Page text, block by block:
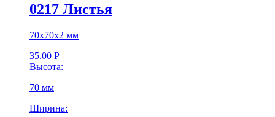
0217 Листья
70х70х2 мм
35.00 Р
Высота:
70 мм
Ширина: